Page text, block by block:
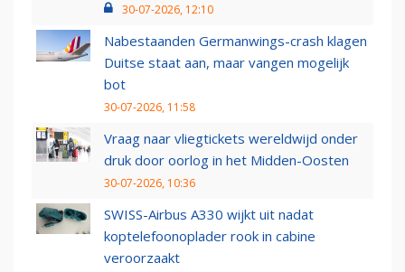
30-07-2026, 12:10
Nabestaanden Germanwings-crash klagen
Duitse staat aan, maar vangen mogelijk
bot
30-07-2026, 11:58
Vraag naar vliegtickets wereldwijd onder
druk door oorlog in het Midden-Oosten
30-07-2026, 10:36
SWISS-Airbus A330 wijkt uit nadat
koptelefoonoplader rook in cabine
veroorzaakt